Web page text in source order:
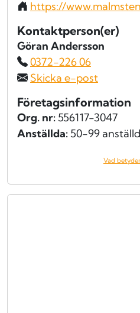
https://
Kontaktperson(er)
Göran Andersson
0372-226 06
Skicka e-post
Företagsinformation
Org. nr: 556117-3047
Anställda: 50-99
Vad